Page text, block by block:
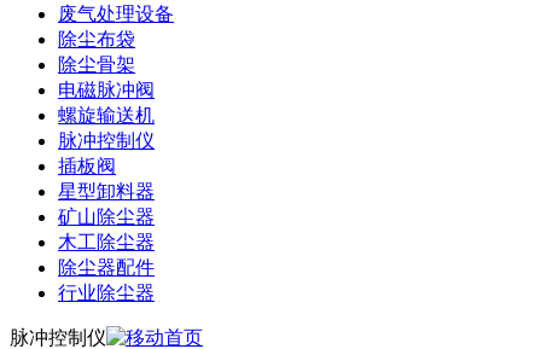
废气处理设备
除尘布袋
除尘骨架
电磁脉冲阀
螺旋输送机
脉冲控制仪
插板阀
星型卸料器
矿山除尘器
木工除尘器
除尘器配件
行业除尘器
脉冲控制仪